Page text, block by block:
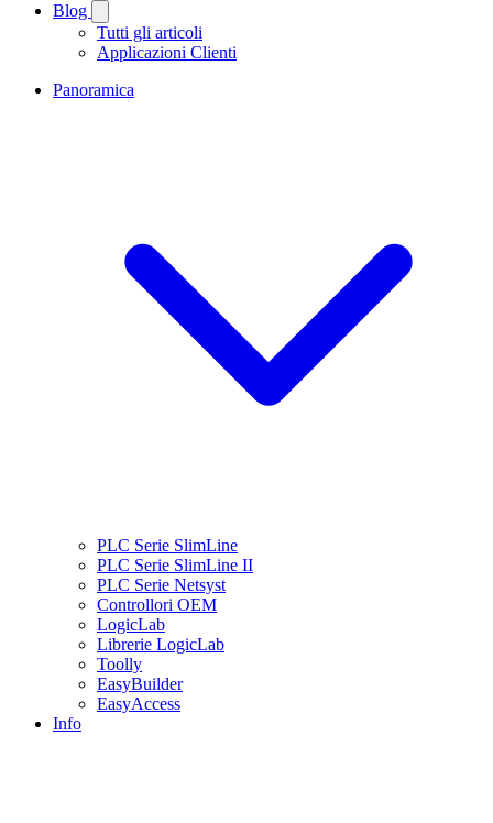
Blog
Tutti gli articoli
Applicazioni Clienti
Panoramica
PLC Serie SlimLine
PLC Serie SlimLine II
PLC Serie Netsyst
Controllori OEM
LogicLab
Librerie LogicLab
Toolly
EasyBuilder
EasyAccess
Info